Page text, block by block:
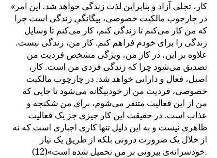
«کار، تجلی آزاد و بنابراین لذت زندگی خواهد شد. این امر
در چارچوب مالکیت خصوصی، بیگانگیِ زندگی است چرا
که من کار می‌کنم تا زندگی کنم، کار می‌کنم تا وسایل
زندگی را برای خودم فراهم کنم. کار من، زندگی نیست.
علاوه بر این، در کار من، ویژگی مشخص فردیت من
تصدیق می‌شود چرا که زندگی فردی من است. کار،
اصیل، فعال و دارایی خواهد شد. در چارچوب مالکیت
خصوصی، فردیت من از خودبیگانه می‌شود تا جایی که
من از این فعالیت متنفر می‌شوم، برای من شکنجه و
عذاب است. در حقیقت این کار چیزی جز یک فعالیت
ظاهری نیست و به این دلیل تنها کاری اجباری است که نه
از خلال یک ضرورت درونی بلکه از طریق یک نیاز
خودسرانه‌ی بیرونی بر من تحمیل شده است»(12).